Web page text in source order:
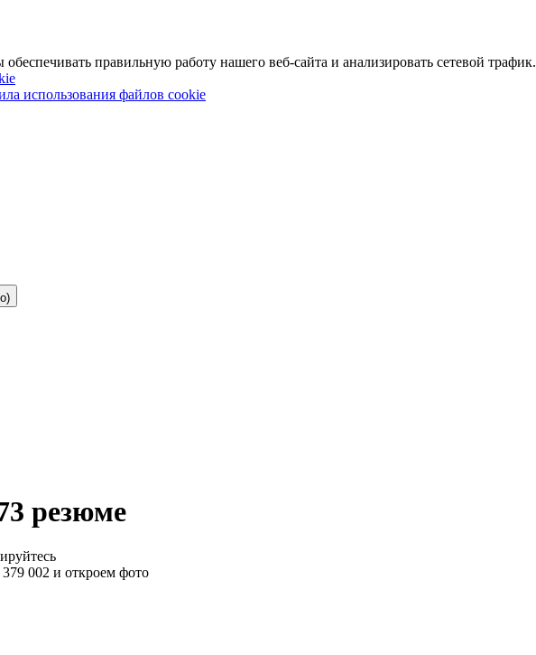
правильную работу нашего веб-сайта и анализировать сетевой трафик.
использования файлов cookie
резюме
002 и откроем фото